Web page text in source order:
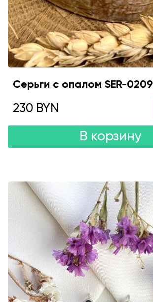
Серьги с опалом SER-0209
230 BYN
В корзину